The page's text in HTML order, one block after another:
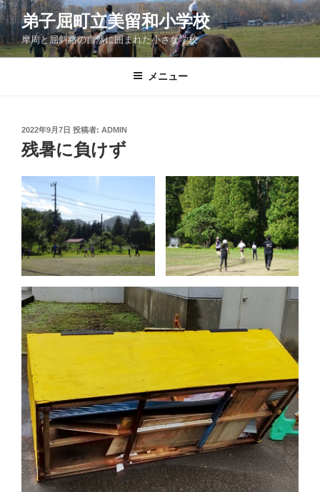
コ
ン
テ
ン
弟子屈町立美留和小学校
摩周と屈斜路の自然に囲まれた小さな学校
メニュー
投
稿
日:
2022年9月7日 投稿者: ADMIN
残暑に負けず